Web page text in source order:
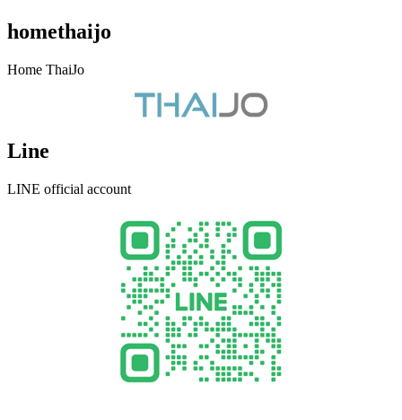
homethaijo
Home ThaiJo
Line
LINE official account